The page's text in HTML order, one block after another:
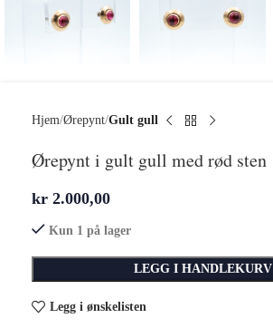
Hjem Ørepynt Gult gull
Ørepynt i gult gull med rød sten
kr 2.000,00
Kun 1 på lager
LEGG I HANDLEKURV
Legg i ønskelisten